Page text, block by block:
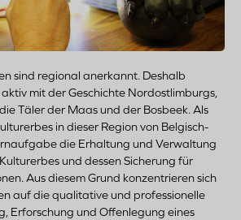
sind regional anerkannt. Deshalb
mit der Geschichte Nordostlimburgs,
Täler der Maas und der Bosbeek. Als
in dieser Region von Belgisch-
die Erhaltung und Verwaltung
und dessen Sicherung für
Aus diesem Grund konzentrieren sich
auf die qualitative und professionelle
Erforschung und Offenlegung eines